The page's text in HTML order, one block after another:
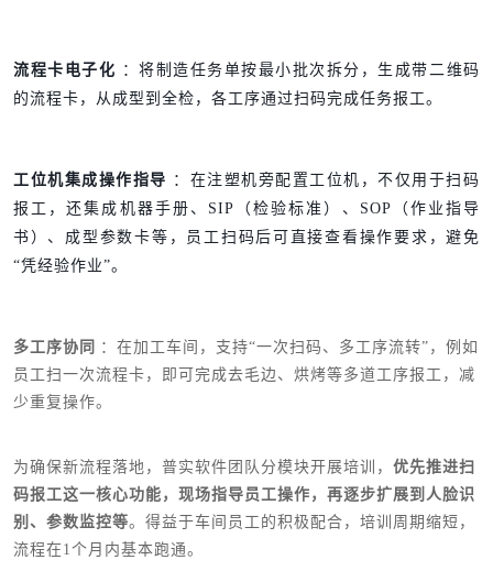
流程卡电子化 ：将制造任务单按最小批次拆分，生成带二维码
的流程卡，从成型到全检，各工序通过扫码完成任务报工。
工位机集成操作指导 ：在注塑机旁配置工位机，不仅用于扫码
报工，还集成机器手册、SIP（检验标准）、SOP（作业指导
书）、成型参数卡等，员工扫码后可直接查看操作要求，避免
“凭经验作业”。
多工序协同
：在加工车间，支持“一次扫码、多工序流转”，例如
员工扫一次流程卡，即可完成去毛边、烘烤等多道工序报工，减
少重复操作。
为确保新流程落地，普实软件团队分模块开展培训， 优先推进扫
码报工这一核心功能，现场指导员工操作，再逐步扩展到人脸识
别、参数监控等。得益于车间员工的积极配合，培训周期缩短，
流程在1个月内基本跑通。